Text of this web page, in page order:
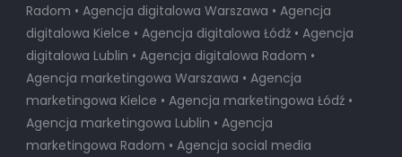
Radom • Agencja digitalowa Warszawa • Agencja
digitalowa Kielce • Agencja digitalowa Łódź • Agencja
digitalowa Lublin • Agencja digitalowa Radom •
Agencja marketingowa Warszawa • Agencja
marketingowa Kielce • Agencja marketingowa Łódź •
Agencja marketingowa Lublin • Agencja
marketingowa Radom • Agencja social media